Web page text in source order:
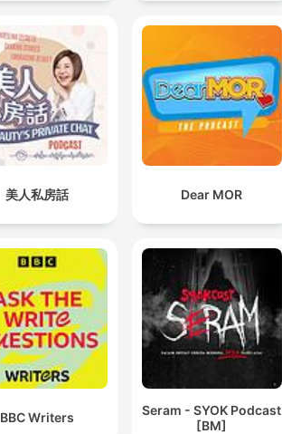
美人私房話 Dear MOR
BBC Writers
Seram - SYOK Podcast
[BM]